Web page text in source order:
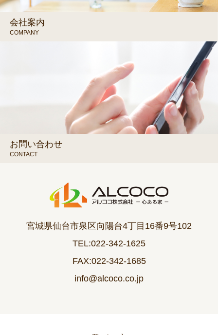
会社案内
COMPANY
お問い合わせ
CONTACT
宮城県仙台市泉区向陽台4丁目16番9号102
TEL:022-342-1625
FAX:022-342-1685
info@alcoco.co.jp